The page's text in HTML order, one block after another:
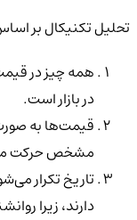
تحلیل تکنیکال بر
همه چیز در
در بازار است.
قیمت‌ها به
مشخص حرکت
تاریخ تکرار
دارند، زیرا